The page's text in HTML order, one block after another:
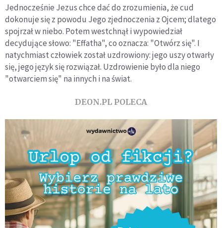
Jednocześnie Jezus chce dać do zrozumienia, że cud
dokonuje się z powodu Jego zjednoczenia z Ojcem; dlatego
spojrzał w niebo. Potem westchnął i wypowiedział
decydujące słowo: "Effatha", co oznacza: "Otwórz się". I
natychmiast człowiek został uzdrowiony: jego uszy otwarły
się, jego język się rozwiązał. Uzdrowienie było dla niego
"otwarciem się" na innych i na świat.
DEON.PL POLECA